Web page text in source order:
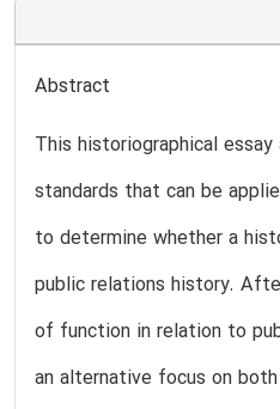
Abstract
This historiographical
standards that can be
to determine whether a
public relations history.
of function in relation to
an alternative focus on